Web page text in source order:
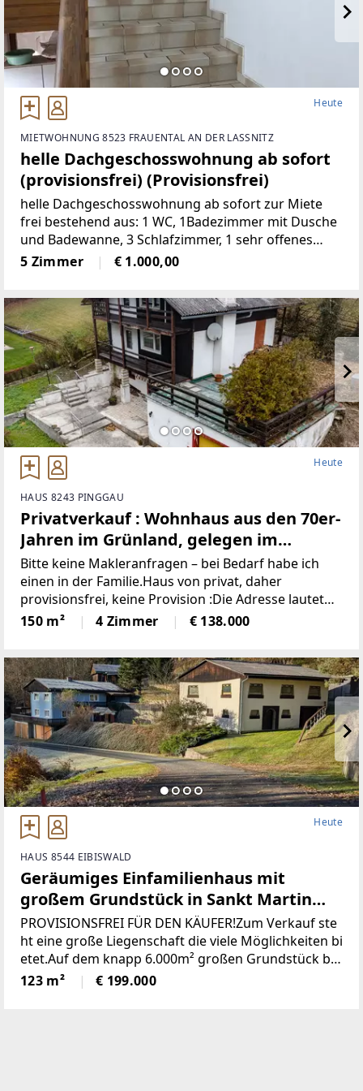
Heute
MIETWOHNUNG 8523 FRAUENTAL AN DER LASSNITZ
helle Dachgeschosswohnung ab sofort
(provisionsfrei) (Provisionsfrei)
helle Dachgeschosswohnung ab sofort zur Miete
frei bestehend aus: 1 WC, 1Badezimmer mit Dusche
und Badewanne, 3 Schlafzimmer, 1 sehr offenes
Wohnzimmermit Balkon und Kachelofen, 1 voll
möbelierte Küche, 1 Abstellraum,
5 Zimmer € 1.000,00
Heute
HAUS 8243 PINGGAU
Privatverkauf : Wohnhaus aus den 70er-
Jahren im Grünland, gelegen im
idyllischen Wechselgebiet
(Provisionsfrei)
Bitte keine Makleranfragen – bei Bedarf habe ich
einen in der Familie.Haus von privat, daher
provisionsfrei, keine Provision :Die Adresse lautet
“8243 Pinggau, Wiesenhöf 43“. Achtung : in
manchen Navis(auch
150 m² 4 Zimmer € 138.000
Heute
HAUS 8544 EIBISWALD
Geräumiges Einfamilienhaus mit
großem Grundstück in Sankt Martin
(Provisionsfrei)
PROVISIONSFREI FÜR DEN KÄUFER!Zum Verkauf ste
ht eine große Liegenschaft die viele Möglichkeiten bi
etet.Auf dem knapp 6.000m² großen Grundstück be
findet sich ein Wohngebäude bestehend aus derzeit
zwei getrennten Wohnungen, einem großen zweist
123 m² € 199.000